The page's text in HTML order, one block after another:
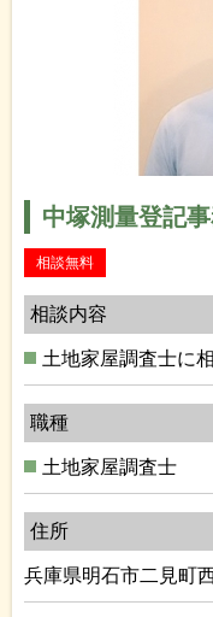
中塚測量登記
相談無料
相談内容
土地家屋調査士に
職種
土地家屋調査士
住所
兵庫県明石市二見町